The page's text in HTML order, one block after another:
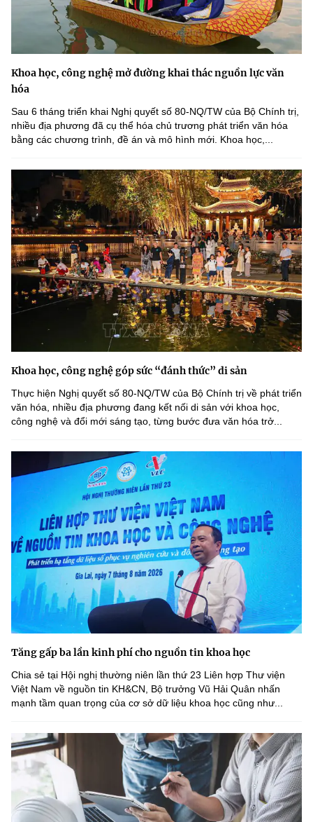
Khoa học, công nghệ mở đường khai thác nguồn lực văn
hóa
Sau 6 tháng triển khai Nghị quyết số 80-NQ/TW của Bộ Chính trị,
nhiều địa phương đã cụ thể hóa chủ trương phát triển văn hóa
bằng các chương trình, đề án và mô hình mới. Khoa học,...
Khoa học, công nghệ góp sức “đánh thức” di sản
Thực hiện Nghị quyết số 80-NQ/TW của Bộ Chính trị về phát triển
văn hóa, nhiều địa phương đang kết nối di sản với khoa học,
công nghệ và đổi mới sáng tạo, từng bước đưa văn hóa trở...
Tăng gấp ba lần kinh phí cho nguồn tin khoa học
Chia sẻ tại Hội nghị thường niên lần thứ 23 Liên hợp Thư viện
Việt Nam về nguồn tin KH&CN, Bộ trưởng Vũ Hải Quân nhấn
mạnh tầm quan trọng của cơ sở dữ liệu khoa học cũng như...